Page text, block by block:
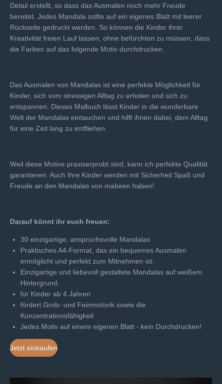
Detail erstellt, so dass das Ausmalen noch mehr Freude
bereitet. Jedes Mandala sollte auf ein eigenes Blatt mit leerer
Rückseite gedruckt werden. So können die Kinder ihrer
Kreativität freien Lauf lassen, ohne befürchten zu müssen, dass
die Farben auf das folgende Motiv durchdrucken.
Das Ausmalen von Mandalas ist eine perfekte Möglichkeit für
Kinder, sich vom stressigen Alltag zu erholen und sich zu
entspannen. Dieses Malbuch lässt Kinder in die wunderbare
Welt der Mandalas eintauchen und hilft ihnen dabei, dem Alltag
für eine Zeit lang zu entfliehen.
Weil diese Motive praxiserprobt sind, kann ich perfekte Qualität
garantieren. Auch Ihre Kinder werden mit Sicherheit Spaß und
Freude an den Mandalas von mabeen haben!
Darauf könnt ihr euch freuen:
30 einzigartige, anspruchsvolle Mandalas
Praktisches A4-Format, das ein bequemes Ausmalen
ermöglicht und perfekt zum Mitnehmen ist.
Einzigartige und liebevoll gestaltete Mandalas auf weißem
Hintergrund.
für Kinder ab 4 Jahren
fördert Grob- und Feinmotorik sowie die
Konzentrationsfähigkeit
Jedes Motiv auf einem eigenen Blatt - kein Durchdrucken!
Jetzt einkaufen